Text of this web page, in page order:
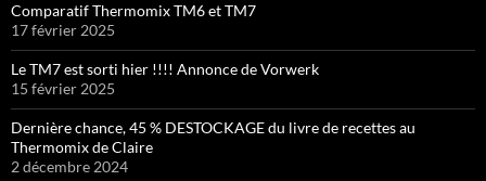
Comparatif Thermomix TM6 et TM7
17 février 2025
Le TM7 est sorti hier !!!! Annonce de Vorwerk
15 février 2025
Dernière chance, 45 % DESTOCKAGE du livre de recettes au
Thermomix de Claire
2 décembre 2024